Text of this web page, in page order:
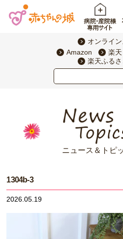
オンライ
Amazon
楽天
楽天ふる
ニュース＆トピ
1304b-3
2026.05.19